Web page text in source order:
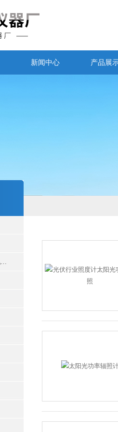
新闻中心 产品展
核辐射仪，多功能污染检测仪，电离巡测仪